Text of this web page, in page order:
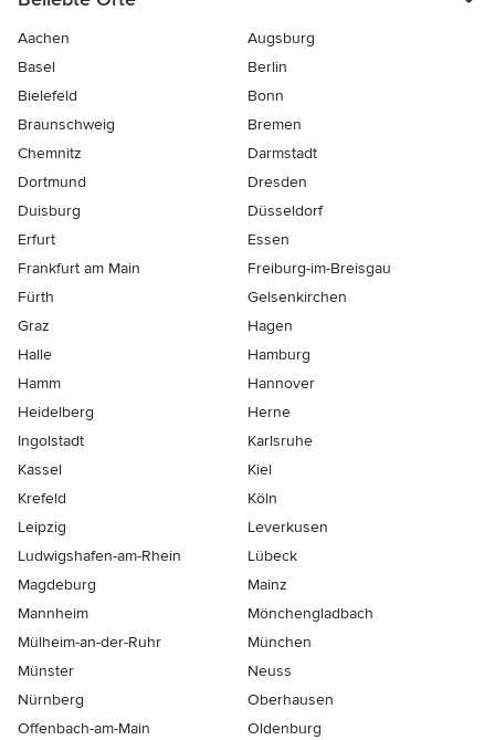
Aachen
Augsburg
Basel
Berlin
Bielefeld
Bonn
Braunschweig
Bremen
Chemnitz
Darmstadt
Dortmund
Dresden
Duisburg
Düsseldorf
Erfurt
Essen
Frankfurt am Main
Freiburg-im-Breisgau
Fürth
Gelsenkirchen
Graz
Hagen
Halle
Hamburg
Hamm
Hannover
Heidelberg
Herne
Ingolstadt
Karlsruhe
Kassel
Kiel
Krefeld
Köln
Leipzig
Leverkusen
Ludwigshafen-am-Rhein
Lübeck
Magdeburg
Mainz
Mannheim
Mönchen­gladbach
Mülheim-an-der-Ruhr
München
Münster
Neuss
Nürnberg
Oberhausen
Offenbach-am-Main
Oldenburg